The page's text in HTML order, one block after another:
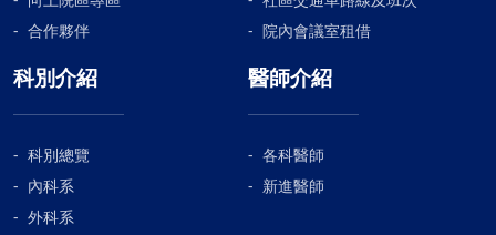
合作夥伴
院內會議室租借
科別介紹
科別總覽
內科系
外科系
醫師介紹
各科醫師
新進醫師